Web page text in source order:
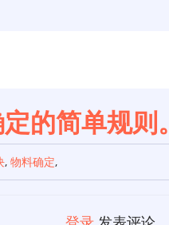
的简单规则。
, 物料确定,